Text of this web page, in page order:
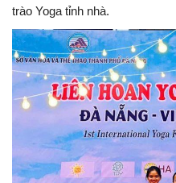
trào Yoga tỉnh nhà.